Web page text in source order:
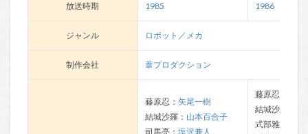
放送時期 1985 1986
ジャンル ロボット／メカ
制作会社 葦プロダクション
藤原忍： 矢尾一樹
結城沙羅： 山本百合子
司馬亮： 塩沢兼人
藤原忍：
結城沙羅：
式部雅人：